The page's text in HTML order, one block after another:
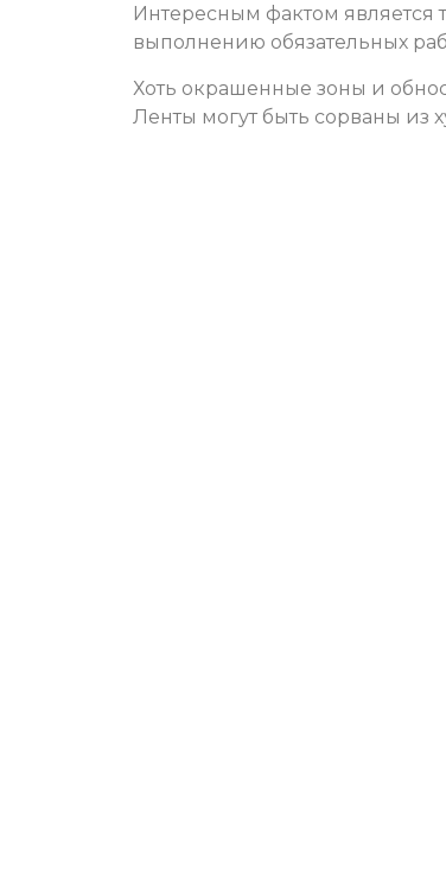
Интересным фактом является
выполнению обязательных
Хоть окрашенные зоны и
Ленты могут быть сорваны из